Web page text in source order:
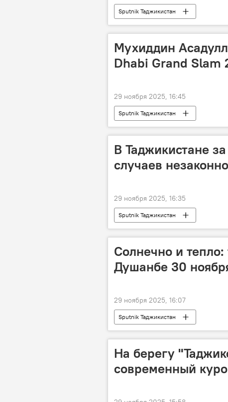
Sputnik Таджикистан
Мухиддин
Dhabi Grand Slam
29 ноября 2025, 16:45
Sputnik Таджикистан
В Таджикистане
случаев
29 ноября 2025, 16:35
Sputnik Таджикистан
Солнечно и тепло:
Душанбе 30
29 ноября 2025, 16:07
Sputnik Таджикистан
На берегу
современный